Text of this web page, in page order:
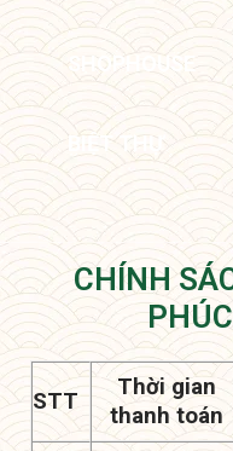
SHOPHOUSE
BIỆT THỰ
CHÍNH
STT
Thời gian
thanh toán